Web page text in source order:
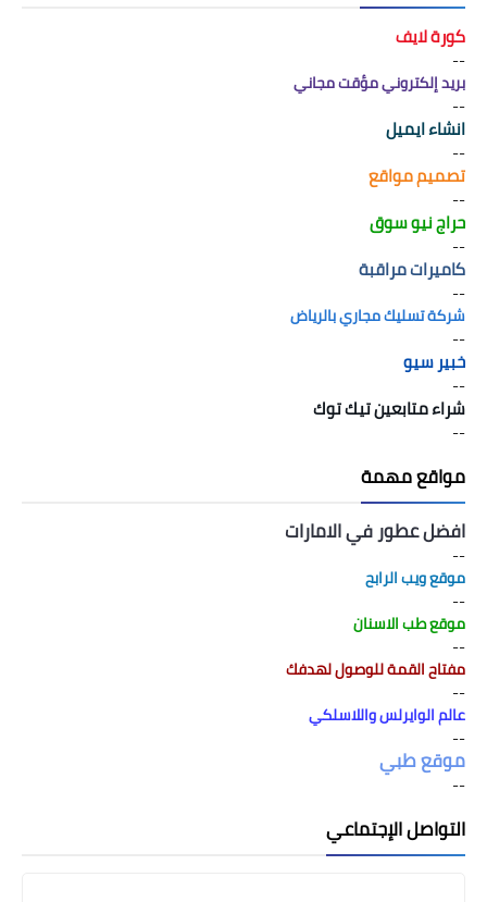
كورة لايف
--
بريد إلكتروني مؤقت مجاني
--
انشاء ايميل
--
تصميم مواقع
--
حراج نيو سوق
--
كاميرات مراقبة
--
شركة تسليك مجاري بالرياض
--
خبير سيو
--
شراء متابعين تيك توك
--
مواقع مهمة
افضل عطور في الامارات
--
موقع ويب الرابح
--
موقع طب الاسنان
--
مفتاح القمة للوصول لهدفك
--
عالم الوايرلس واللاسلكي
--
موقع طبي
--
التواصل الإجتماعي